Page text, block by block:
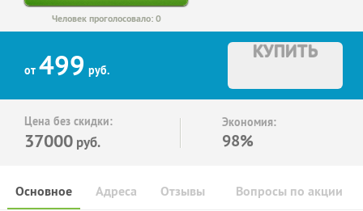
Человек проголосовало: 0
от 499 руб.
КУПИТЬ
Цена без скидки:
37000 руб.
Экономия:
98%
Основное Отзывы Вопросы по акции
Адреса